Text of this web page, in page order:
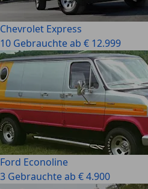
Chevrolet Express
10 Gebrauchte ab € 12.999
Ford Econoline
3 Gebrauchte ab € 4.900